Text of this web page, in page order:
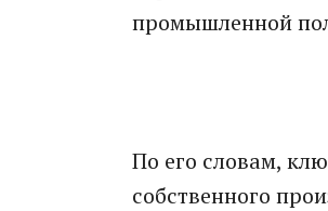
промышленной
По его словам,
собственного